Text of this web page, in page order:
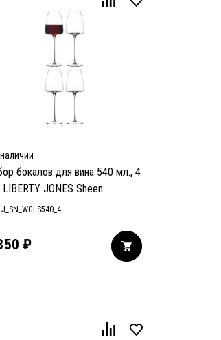
бокалов для вина 540 мл., 4
JONES Sheen
₽